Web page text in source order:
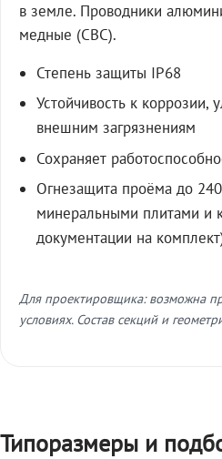
в земле. Проводники
медные (СВС).
Степень защиты IP68
Устойчивость к коррозии,
внешним загрязнениям
Сохраняет
Огнезащита проёма до
минеральными плитами и
документации на
Для проектировщика: возможна
условиях. Состав секций и
Типоразмеры и